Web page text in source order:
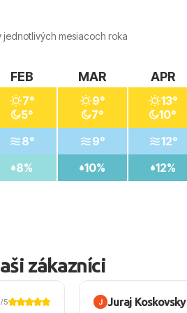
mesiacoch roka
FEB
7°
5°
8°
8%
MAR
9°
7°
9°
10%
APR
13°
10°
12°
12%
zákazníci
/5 Juraj Koskovsky